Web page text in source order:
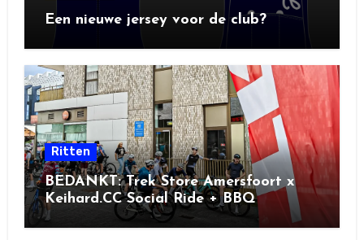
Een nieuwe jersey voor de club?
Ritten
BEDANKT: Trek Store Amersfoort x
Keihard.CC Social Ride + BBQ